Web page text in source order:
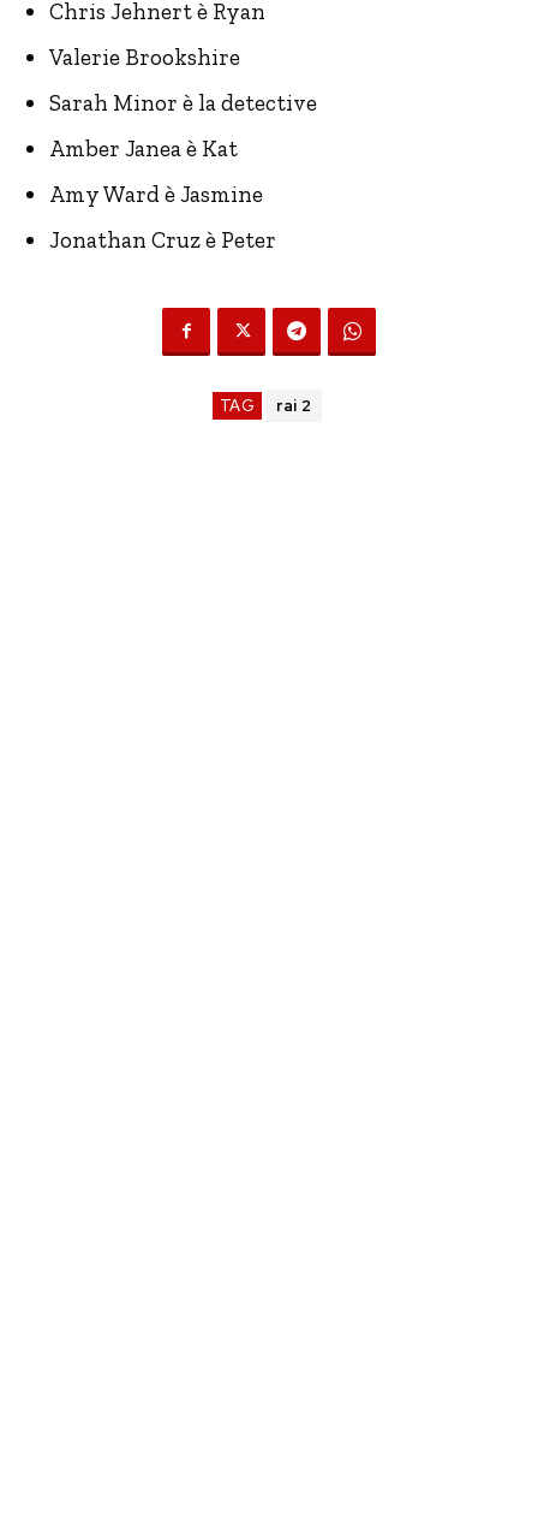
Chris Jehnert è Ryan
Valerie Brookshire
Sarah Minor è la detective
Amber Janea è Kat
Amy Ward è Jasmine
Jonathan Cruz è Peter
TAG rai 2